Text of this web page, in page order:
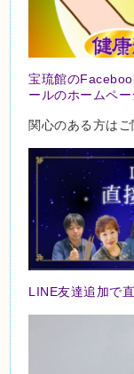
宝琉館の
ールのホームペー
関心のある方はご
LINE友達追加で